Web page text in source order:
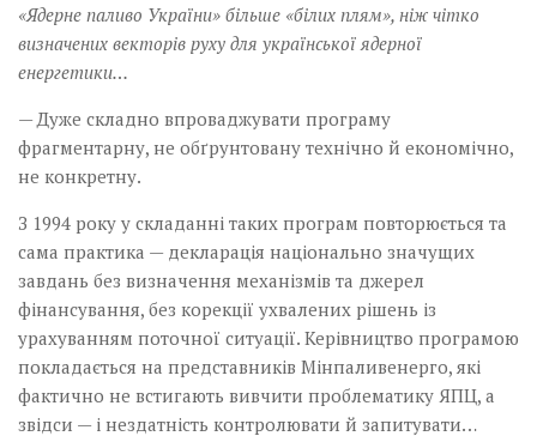
«Ядерне паливо України» більше «білих плям», ніж чітко
визначених векторів руху для української ядерної
енергетики…
— Дуже складно впроваджувати програму
фрагментарну, не обґрунтовану технічно й економічно,
не конкретну.
З 1994 року у складанні таких програм повторюється та
сама практика — декларація національно значущих
завдань без визначення механізмів та джерел
фінансування, без корекції ухвалених рішень із
урахуванням поточної ситуації. Керівництво програмою
покладається на представників Мінпаливенерго, які
фактично не встигають вивчити проблематику ЯПЦ, а
звідси — і нездатність контролювати й запитувати…